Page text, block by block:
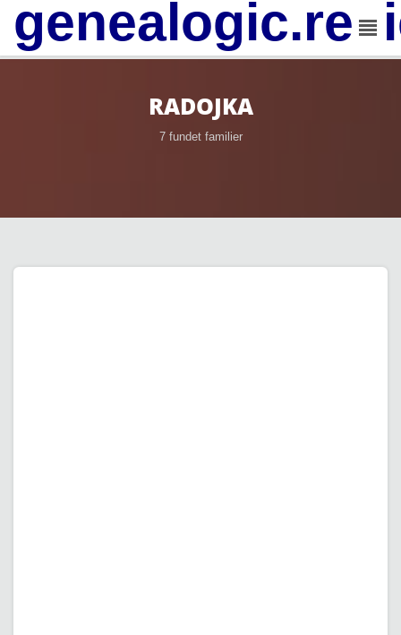
RADOJKA
7 fundet familier